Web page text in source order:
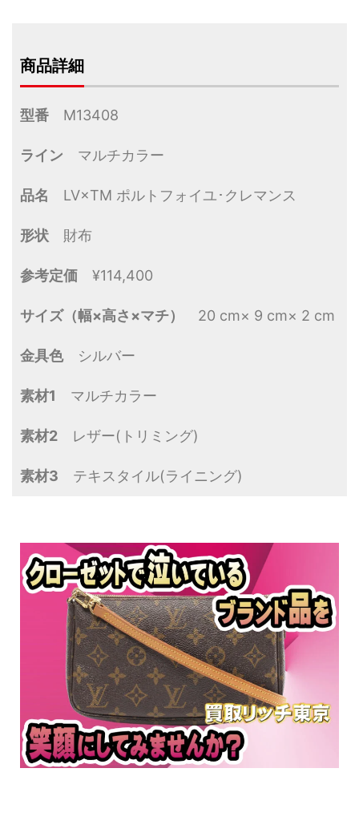
商品詳細
型番 M13408
ライン マルチカラー
品名 LV×TM ポルトフォイユ･クレマンス
形状 財布
参考定価 ¥114,400
サイズ（幅×高さ×マチ） 20 cm× 9 cm× 2 cm
金具色シルバー
素材1 マルチカラー
素材2 レザー(トリミング)
素材3 テキスタイル(ライニング)